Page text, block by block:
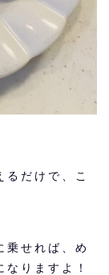
だけで、こ
乗せれば、め
りますよ！